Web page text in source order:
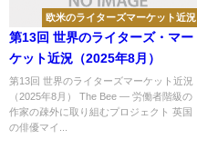
欧米のライターズマーケット近況
第13回 世界のライターズ・マー
ケット近況（2025年8月）
第13回 世界のライターズマーケット近況
（2025年8月） The Bee ― 労働者階級の
作家の疎外に取り組むプロジェクト 英国
の俳優マイ...